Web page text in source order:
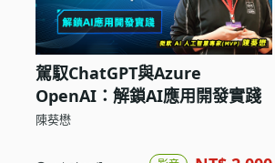
所有專欄
駕馭ChatGPT與Azure
OpenAI：解鎖AI應用開發實踐
陳葵懋